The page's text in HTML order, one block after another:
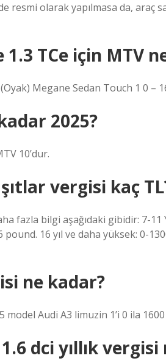
resmi olarak yapılmasa da, araç
TCe için MTV
Megane Sedan Touch 1 0 –
2025?
10’dur.
vergisi kaç
fazla bilgi aşağıdaki gibidir: 7-
pound. 16 yıl ve daha yüksek: 0-
ne kadar?
Audi A3 limuzin 1’i 0 ila 1600
dci yıllık